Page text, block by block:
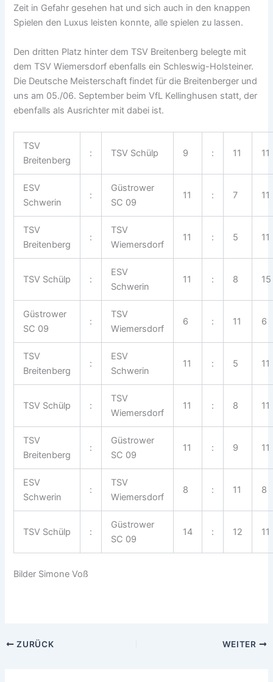
Zeit in Gefahr gesehen hat und sich auch in den knappen
Spielen den Luxus leisten konnte, alle spielen zu lassen.
Den dritten Platz hinter dem TSV Breitenberg belegte mit
dem TSV Wiemersdorf ebenfalls ein Schleswig-Holsteiner.
Die Deutsche Meisterschaft findet für die Breitenberger und
uns am 05./06. September beim VfL Kellinghusen statt, der
ebenfalls als Ausrichter mit dabei ist.
TSV
Breitenberg
: TSV Schülp 9 : 11 11
ESV
Schwerin
:
Güstrower
SC 09
11 : 7 11
TSV
Breitenberg
:
TSV
Wiemersdorf
11 : 5 11
TSV Schülp :
ESV
Schwerin
11 : 8 15
Güstrower
SC 09
:
TSV
Wiemersdorf
6 : 11 6
TSV
Breitenberg
:
ESV
Schwerin
11 : 5 11
TSV Schülp :
TSV
Wiemersdorf
11 : 8 11
TSV
Breitenberg
:
Güstrower
SC 09
11 : 9 11
ESV
Schwerin
:
TSV
Wiemersdorf
8 : 11 8
TSV Schülp :
Güstrower
SC 09
14 : 12 11
Bilder Simone Voß
ZURÜCK WEITER